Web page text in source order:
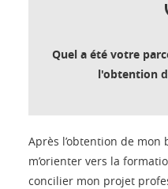
Quel a été votre
l'obtention
Après l’obtention de mon
m’orienter vers la
concilier mon projet